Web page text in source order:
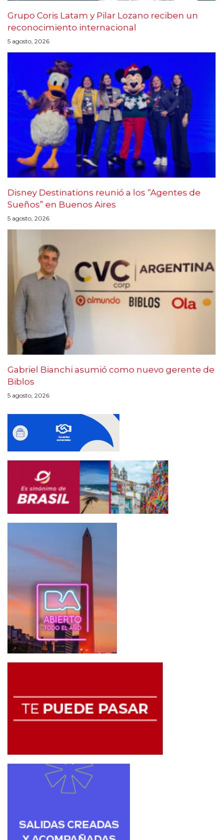
Grupo Coris Latam y Pilar Lozano reciben un
reconocimiento internacional
5 agosto, 2026
Disney Destinations reunió a los “Agentes de
Sueños” en Buenos Aires
5 agosto, 2026
Gabriel Bianchi asumió como nuevo gerente de
Biblos
5 agosto, 2026